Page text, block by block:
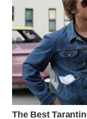
PAKPAK
WN
KARAWANG
WN
BEKASI
WN